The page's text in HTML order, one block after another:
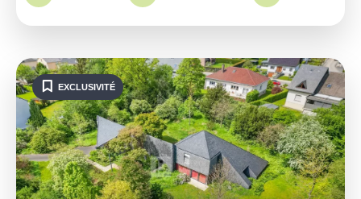
EXCLUSIVITÉ